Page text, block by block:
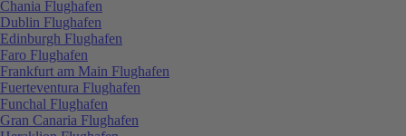
Chania Flughafen
Dublin Flughafen
Edinburgh Flughafen
Faro Flughafen
Frankfurt am Main Flughafen
Fuerteventura Flughafen
Funchal Flughafen
Gran Canaria Flughafen